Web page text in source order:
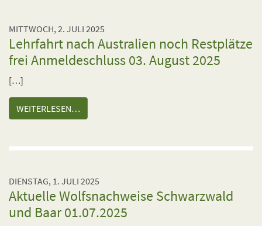
MITTWOCH, 2. JULI 2025
Lehrfahrt nach Australien noch Restplätze
frei Anmeldeschluss 03. August 2025
[…]
WEITERLESEN…
DIENSTAG, 1. JULI 2025
Aktuelle Wolfsnachweise Schwarzwald
und Baar 01.07.2025